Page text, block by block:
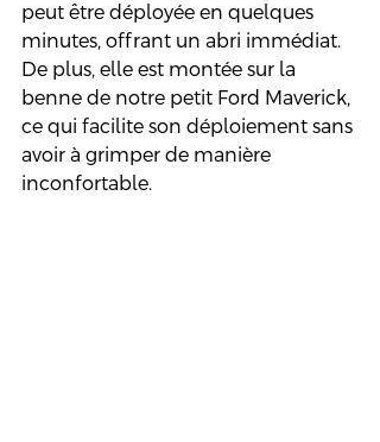
peut être déployée en quelques
minutes, offrant un abri immédiat.
De plus, elle est montée sur la
benne de notre petit Ford Maverick,
ce qui facilite son déploiement sans
avoir à grimper de manière
inconfortable.